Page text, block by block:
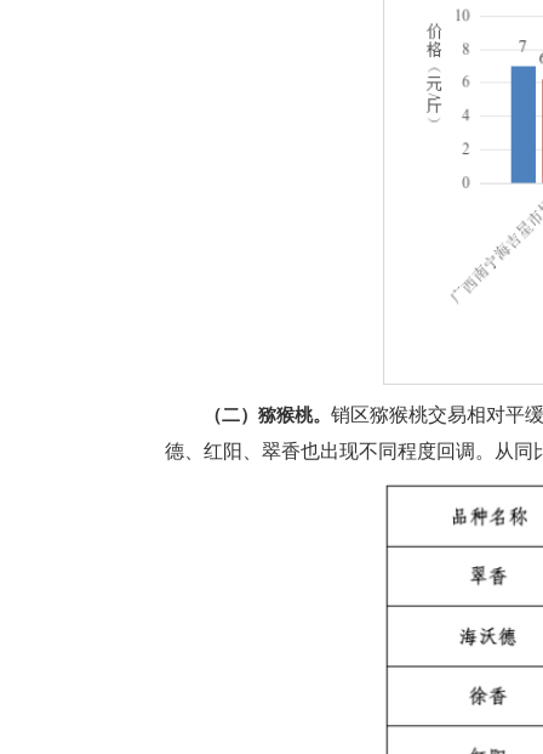
（二）猕猴桃。 销区猕猴桃交易相对平
德、红阳、翠香也出现不同程度回调。从